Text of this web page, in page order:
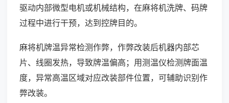
驱动内部微型电机或机械结构，在麻将机洗牌、码牌
过程中进行干预，达到控牌目的。
麻将机牌温异常检测作弊，作弊改装后机器内部芯
片、线圈发热，导致牌温偏高；用测温仪检测牌面温
度，异常高温区域对应改装部件位置，可辅助识别作
弊改装。